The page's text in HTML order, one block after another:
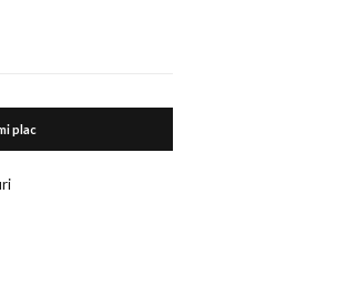
plac